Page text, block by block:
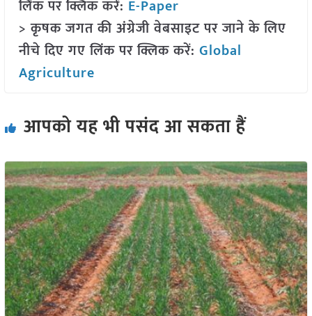
लिंक पर क्लिक करें: E-Paper
> कृषक जगत की अंग्रेजी वेबसाइट पर जाने के लिए
नीचे दिए गए लिंक पर क्लिक करें: Global
Agriculture
आपको यह भी पसंद आ सकता हैं